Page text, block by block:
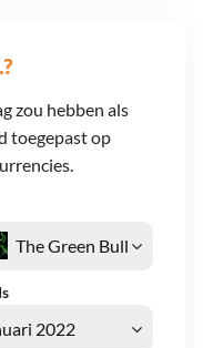
zou hebben als
toegepast op